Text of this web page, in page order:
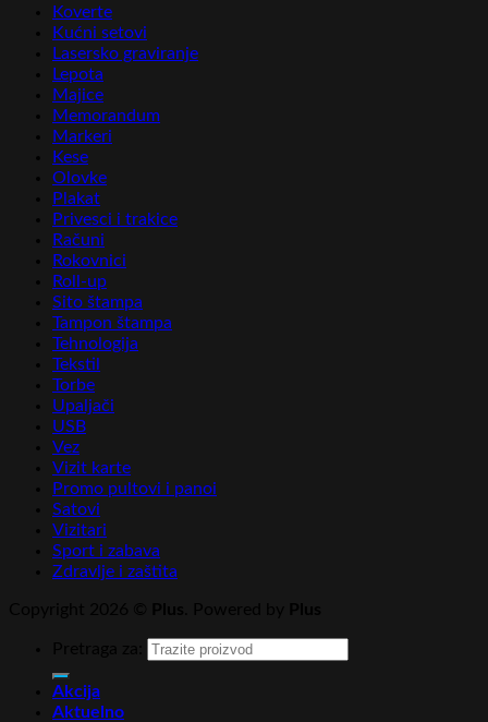
Koverte
Kućni setovi
Lasersko graviranje
Lepota
Majice
Memorandum
Markeri
Kese
Olovke
Plakat
Privesci i trakice
Računi
Rokovnici
Roll-up
Sito štampa
Tampon štampa
Tehnologija
Tekstil
Torbe
Upaljači
USB
Vez
Vizit karte
Promo pultovi i panoi
Satovi
Vizitari
Sport i zabava
Zdravlje i zaštita
Akcija
Aktuelno